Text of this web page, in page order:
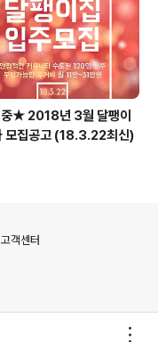
★ 2018년 3월 달팽이
모집공고 (18.3.22최신)
고객센터